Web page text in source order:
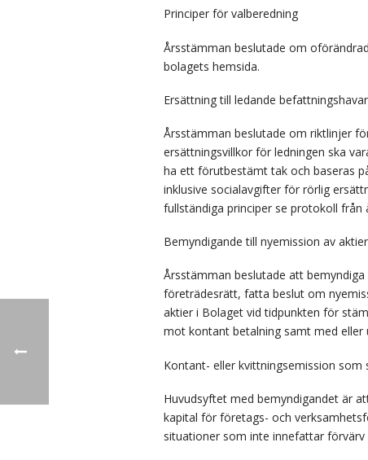
Principer för valberedning
Årsstämman beslutade om
bolagets hemsida.
Ersättning till ledande
Årsstämman beslutade om riktlinjer
ersättningsvillkor för ledningen ska
ha ett förutbestämt tak och baseras
inklusive socialavgifter för rörlig
fullständiga principer se protokoll
Bemyndigande till nyemission av aktier
Årsstämman beslutade att
företrädesrätt, fatta beslut om
aktier i Bolaget vid tidpunkten för
mot kontant betalning samt med eller
Kontant- eller kvittningsemission som
Huvudsyftet med bemyndigandet är
kapital för företags- och
situationer som inte innefattar